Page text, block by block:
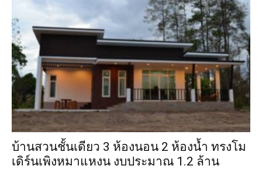
บ้านสวนชั้นเดียว 3 ห้องนอน 2 ห้องน้ำ ทรงโม
เดิร์นเพิงหมาแหงน งบประมาณ 1.2 ล้าน